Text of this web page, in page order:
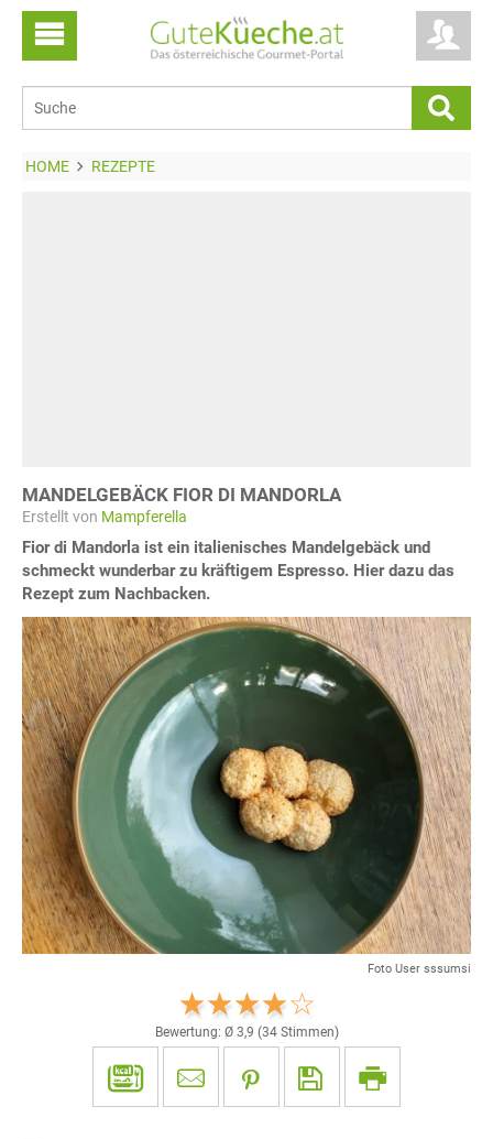
HOME REZEPTE
MANDELGEBÄCK FIOR DI MANDORLA
Erstellt von Mampferella
Fior di Mandorla ist ein italienisches Mandelgebäck und
schmeckt wunderbar zu kräftigem Espresso. Hier dazu das
Rezept zum Nachbacken.
Foto User sssumsi
Bewertung: Ø 3,9 (34Stimmen)